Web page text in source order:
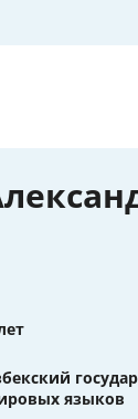
языков